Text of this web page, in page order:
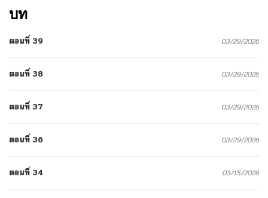
บท
ตอนที่ 39 03/29/2026
ตอนที่ 38 03/29/2026
ตอนที่ 37 03/29/2026
ตอนที่ 36 03/29/2026
ตอนที่ 34 03/15/2026